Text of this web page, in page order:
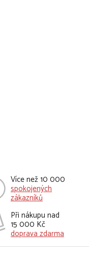
Více než 10 000
spokojených
zákazníků
Při nákupu nad
15 000 Kč
doprava zdarma